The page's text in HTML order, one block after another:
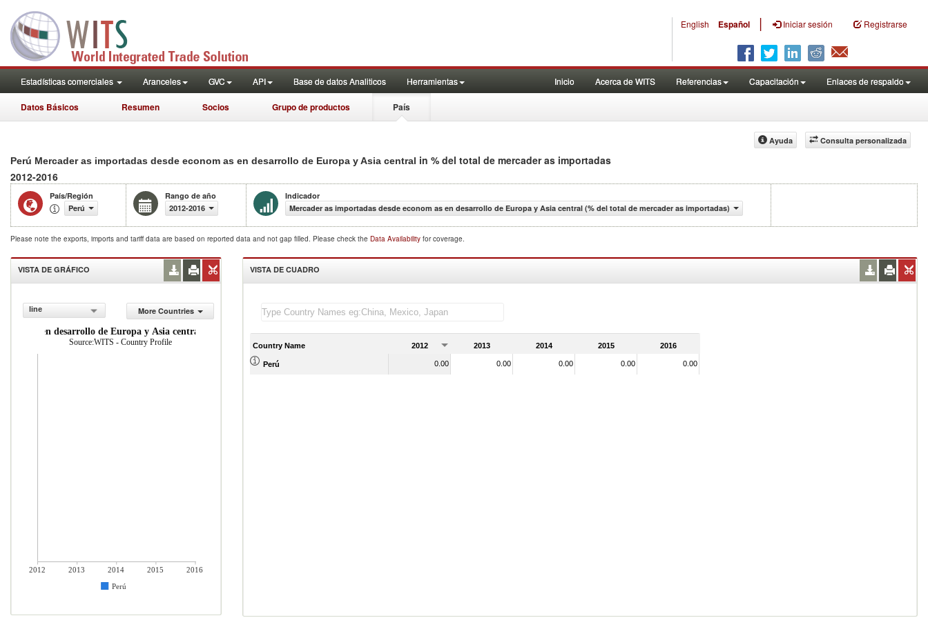
English Español | Iniciar sesión Registrarse
Estadísticas comerciales Aranceles GVC API Base de datos Analiticos Herramientas Inicio Acerca de WITS Referencias Capacitación Enlaces de respaldo
Datos Básicos Resumen Socios Grupo de productos País
Consulta personalizada
Ayuda
Perú Mercader as importadas desde econom as en desarrollo de Europa y Asia central in % del total de mercader as importadas
2012-2016
País/Región
Perú
Rango de año
2012-2016
Indicador
Mercader as importadas desde econom as en desarrollo de Europa y Asia central (% del total de mercader as importadas)
Please note the exports, imports and tariff data are based on reported data and not gap filled. Please check the Data Availability for coverage.
VISTA DE GRÁFICO
line
More Countries
as en desarrollo de Europa y Asia central (% del total de mercader as importadas)
Source:WITS - Country Profile
2012 2013 2014 2015
2016
Perú
VISTA DE CUADRO
Country Name 2012 2013 2014 2015 2016
Perú 0.00 0.00 0.00 0.00 0.00